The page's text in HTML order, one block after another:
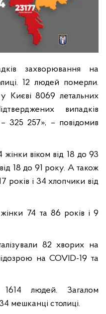
захворювання на
12 людей померли.
Києві 8069 летальних
випадків
325 257», – повідомив
віком від 18 до 93
18 до 91 року. А також
років і 34 хлопчики від
74 та 86 років і 9
82 хворих на
на COVID-19 та
людей. Загалом
мешканці столиці.